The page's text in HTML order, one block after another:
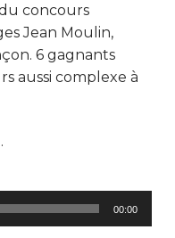
concours
Jean Moulin,
6 gagnants
aussi complexe à
00:00